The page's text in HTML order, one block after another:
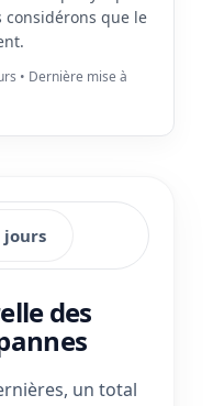
considérons que le
• Dernière mise à
jours
des
un total